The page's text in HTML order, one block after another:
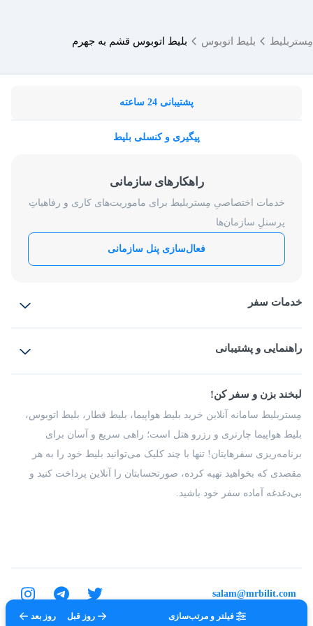
فیلتر و مرتب‌سازی روز قبل روز بعد
مِستربلیط بلیط اتوبوس بلیط اتوبوس قشم به جهرم
پشتیبانی 24 ساعته
پیگیری و کنسلی بلیط
راهکارهای سازمانی
خدمات اختصاصیِ مِستربلیط برای ماموریت‌های کاری و رفاهیاتِ
پرسنلِ سازمان‌ها
فعال‌سازی پنل سازمانی
خدمات سفر
بلیط قطار
راهنمایی و پشتیبانی
شرایط و مقررات
راهکار سازمانی
فرصت‌های شغلی
درباره ما
لبخند بزن و سفر کن!
مِستربلیط سامانه آنلاین خرید بلیط هواپیما، بلیط قطار، بلیط اتوبوس،
بلیط هواپیما چارتری و رزرو هتل است؛ راهی سریع و آسان برای
برنامه‌ریزی سفرهایتان! تنها با چند کلیک می‌توانید بلیط خود را به هر
مقصدی که بخواهید تهیه کرده، صورتحسابتان را آنلاین پرداخت کنید و
بی‌دغدغه آماده سفر خود باشید.
تمامی حقوق برای شرکت عتیق گشت اصفهان محفوظ است.
salam@mrbilit.com